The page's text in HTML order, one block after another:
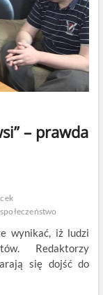
– prawda
społeczeństwo
wynikać, iż ludzi
Redaktorzy
się dojść do